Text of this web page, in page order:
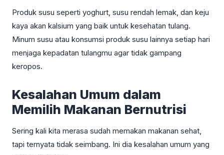
Produk susu seperti yoghurt, susu rendah lemak, dan keju
kaya akan kalsium yang baik untuk kesehatan tulang.
Minum susu atau konsumsi produk susu lainnya setiap hari
menjaga kepadatan tulangmu agar tidak gampang
keropos.
Kesalahan Umum dalam
Memilih Makanan Bernutrisi
Sering kali kita merasa sudah memakan makanan sehat,
tapi ternyata tidak seimbang. Ini dia kesalahan umum yang